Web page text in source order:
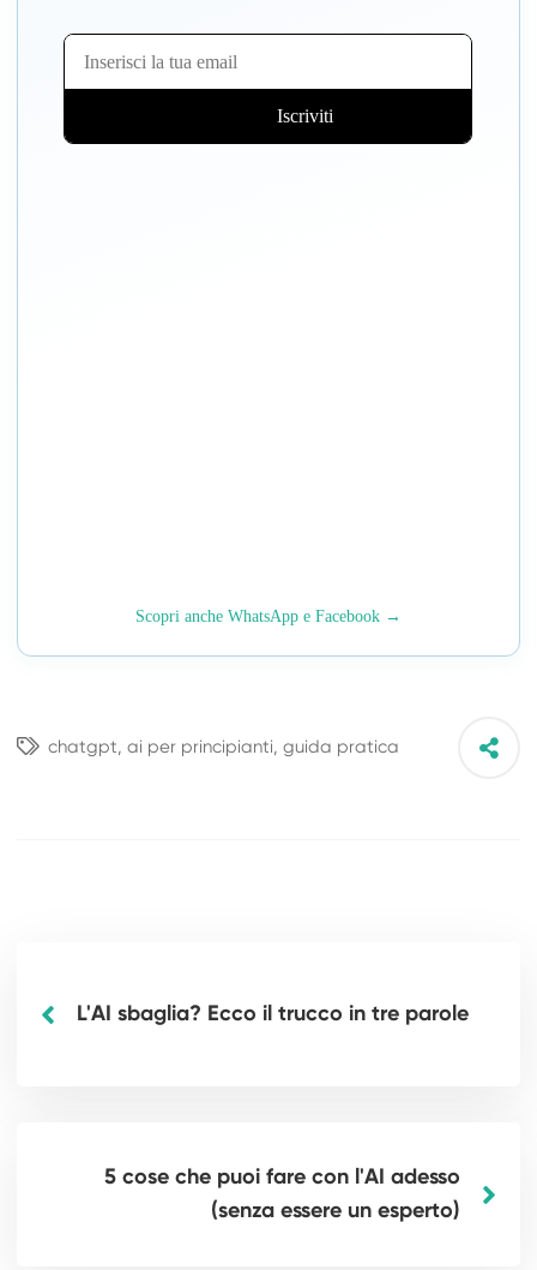
Scopri anche WhatsApp e Facebook →
chatgpt ,ai per principianti ,guida pratica
L'AI sbaglia? Ecco il trucco in tre parole
5 cose che puoi fare con l'AI adesso
(senza essere un esperto)